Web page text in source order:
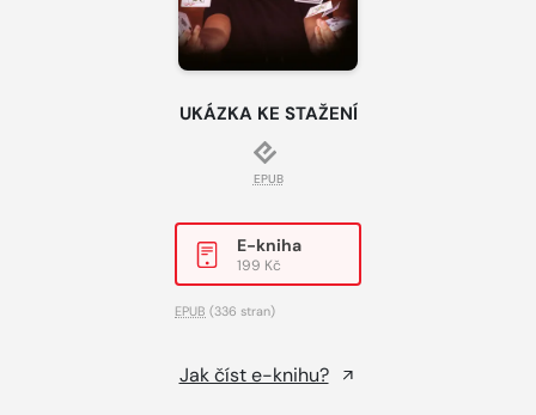
UKÁZKA KE STAŽENÍ
EPUB
E-kniha
199 Kč
EPUB (336 stran)
Jak číst e-knihu?